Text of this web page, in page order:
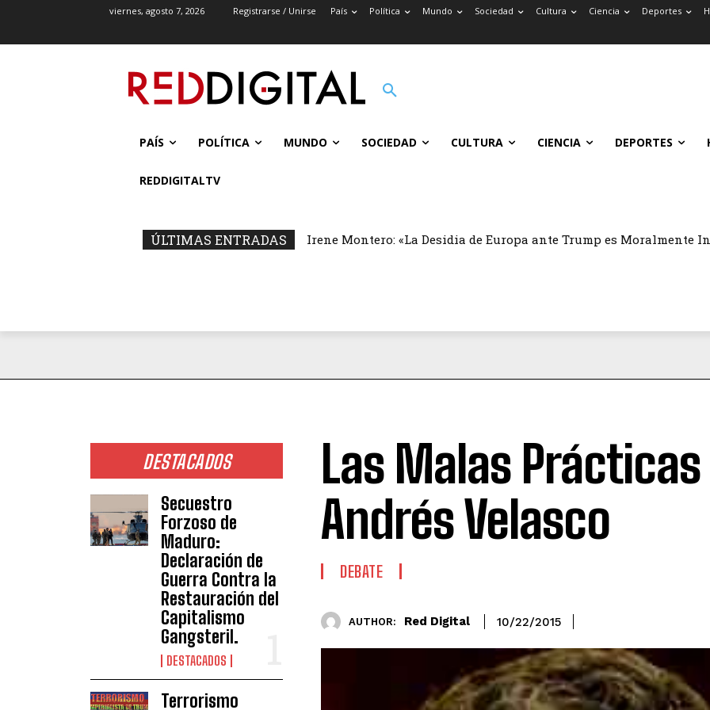
viernes, agosto 7, 2026 Registrarse / Unirse País Política Mundo Sociedad Cultura Ciencia Deportes
PAÍS POLÍTICA MUNDO SOCIEDAD CULTURA CIENCIA DEPORTES
REDDIGITALTV
ÚLTIMAS ENTRADAS Irene Montero: «La Desidia de Europa ante Trump es Moralmente
DESTACADOS
Secuestro
Forzoso de
Maduro:
Declaración de
Guerra Contra la
Restauración del
Capitalismo
Gangsteril.
DESTACADOS
Terrorismo
Las Malas
Andrés Velasco
DEBATE
AUTHOR: Red Digital 10/22/2015